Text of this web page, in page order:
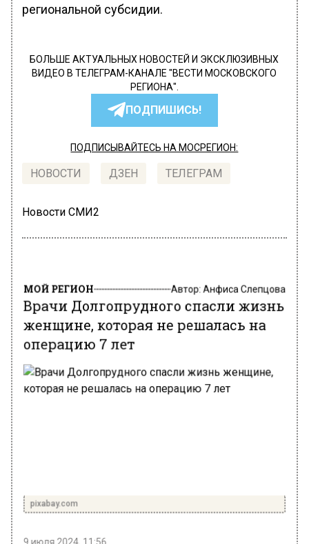
региональной субсидии.
БОЛЬШЕ АКТУАЛЬНЫХ НОВОСТЕЙ И ЭКСКЛЮЗИВНЫХ
ВИДЕО В ТЕЛЕГРАМ-КАНАЛЕ "ВЕСТИ МОСКОВСКОГО
РЕГИОНА".
ПОДПИШИСЬ!
ПОДПИСЫВАЙТЕСЬ НА МОСРЕГИОН:
НОВОСТИ ДЗЕН ТЕЛЕГРАМ
Новости СМИ2
МОЙ РЕГИОН Автор: Анфиса Слепцова
Врачи Долгопрудного спасли жизнь
женщине, которая не решалась на
операцию 7 лет
pixabay.com
9 июля 2024, 11:56